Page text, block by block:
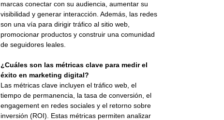
marcas conectar con su audiencia, aumentar su
visibilidad y generar interacción. Además, las redes
son una vía para dirigir tráfico al sitio web,
promocionar productos y construir una comunidad
de seguidores leales.
¿Cuáles son las métricas clave para medir el
éxito en marketing digital?
Las métricas clave incluyen el tráfico web, el
tiempo de permanencia, la tasa de conversión, el
engagement en redes sociales y el retorno sobre
inversión (ROI). Estas métricas permiten analizar